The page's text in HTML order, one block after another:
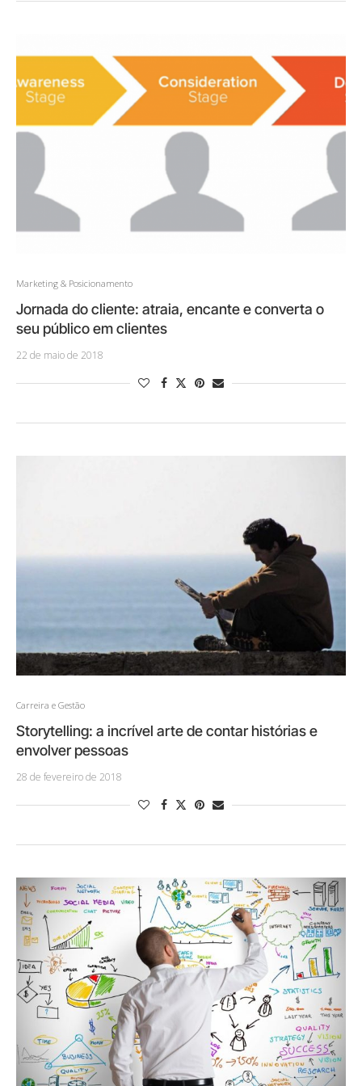
Marketing & Posicionamento
Jornada do cliente: atraia, encante e converta o
seu público em clientes
22 de maio de 2018
Carreira e Gestão
Storytelling: a incrível arte de contar histórias e
envolver pessoas
28 de fevereiro de 2018